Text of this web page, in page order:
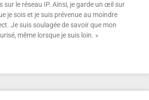
sur le réseau IP. Ainsi, je garde un œil sur
je sois et je suis prévenue au moindre
Je suis soulagée de savoir que mon
même lorsque je suis loin. »